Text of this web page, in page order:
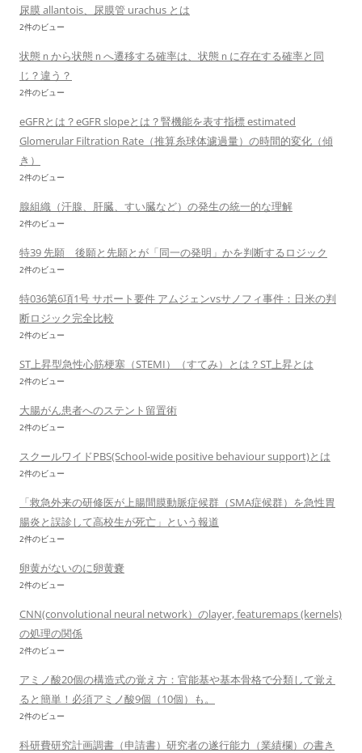
尿膜 allantois、尿膜管 urachus とは
2件のビュー
状態ｎから状態ｎへ遷移する確率は、状態ｎに存在する確率と同
じ？違う？
2件のビュー
eGFRとは？eGFR slopeとは？腎機能を表す指標 estimated
Glomerular Filtration Rate（推算糸球体濾過量）の時間的変化（傾
き）
2件のビュー
腺組織（汗腺、肝臓、すい臓など）の発生の統一的な理解
2件のビュー
特39 先願 後願と先願とが「同一の発明」かを判断するロジック
2件のビュー
特036第6項1号 サポート要件 アムジェンvsサノフィ事件：日米の判
断ロジック完全比較
2件のビュー
ST上昇型急性心筋梗塞（STEMI）（すてみ）とは？ST上昇とは
2件のビュー
大腸がん患者へのステント留置術
2件のビュー
スクールワイドPBS(School-wide positive behaviour support)とは
2件のビュー
「救急外来の研修医が上腸間膜動脈症候群（SMA症候群）を急性胃
腸炎と誤診して高校生が死亡」という報道
2件のビュー
卵黄がないのに卵黄嚢
2件のビュー
CNN(convolutional neural network）のlayer, featuremaps (kernels)
の処理の関係
2件のビュー
アミノ酸20個の構造式の覚え方：官能基や基本骨格で分類して覚え
ると簡単！必須アミノ酸9個（10個）も。
2件のビュー
科研費研究計画調書（申請書）研究者の遂行能力（業績欄）の書き